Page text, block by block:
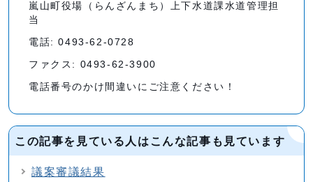
嵐山町役場（らんざんまち）上下水道課水道管理担
当
電話: 0493-62-0728
ファクス: 0493-62-3900
電話番号のかけ間違いにご注意ください！
この記事を見ている人はこんな記事も見ています
議案審議結果